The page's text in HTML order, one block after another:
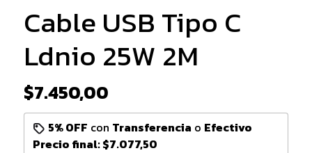
Cable USB Tipo C
Ldnio 25W 2M
$7.450,00
5% OFF con Transferencia o Efectivo
Precio final:$7.077,50